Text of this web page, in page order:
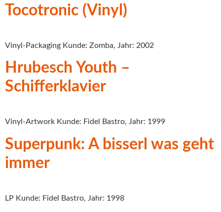
Tocotronic (Vinyl)
Vinyl-Packaging Kunde: Zomba, Jahr: 2002
Hrubesch Youth –
Schifferklavier
Vinyl-Artwork Kunde: Fidel Bastro, Jahr: 1999
Superpunk: A bisserl was geht
immer
LP Kunde: Fidel Bastro, Jahr: 1998